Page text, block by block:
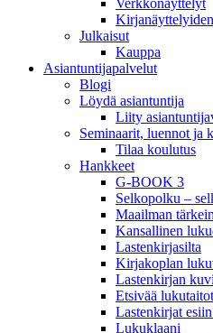
Verkkonäyttelyt
Julkaisut
Kauppa
Asiantuntija­palvelut
Blogi
Löydä asiantuntija
Liity
Seminaarit, luennot ja
Tilaa koulutus
Hankkeet
G-BOOK 3
Selkopolku –
Maailman
Kansallinen
Lastenkirjasilta
Kirjakoplan
Lastenkirjan
Etsivää
Lastenkirjat
Lukuklaani